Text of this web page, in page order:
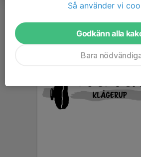
Så använder vi
Godkänn alla
Bara